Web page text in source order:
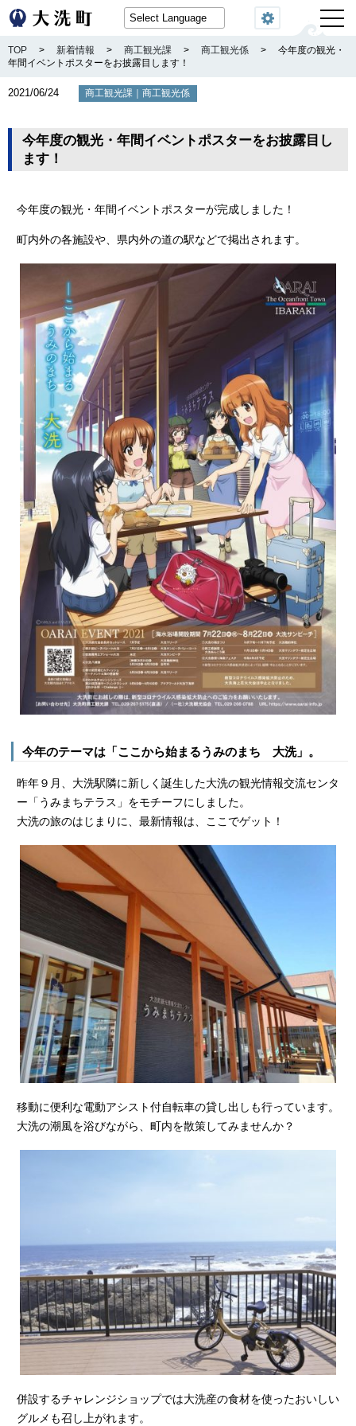
閲覧機能
TOP > 新着情報 > 商工観光課 > 商工観光係 >
今年度の観光・
年間イベントポスターをお披露目します！
2021/06/24 商工観光課 ｜商工観光係
今年度の観光・年間イベントポスターをお披露目し
ます！
今年度の観光・年間イベントポスターが完成しました！
町内外の各施設や、県内外の道の駅などで掲出されます。
今年のテーマは「ここから始まるうみのまち 大洗」。
昨年９月、大洗駅隣に新しく誕生した大洗の観光情報交流センタ
ー「うみまちテラス」をモチーフにしました。
大洗の旅のはじまりに、最新情報は、ここでゲット！
移動に便利な電動アシスト付自転車の貸し出しも行っています。
大洗の潮風を浴びながら、町内を散策してみませんか？
併設するチャレンジショップでは大洗産の食材を使ったおいしい
グルメも召し上がれます。